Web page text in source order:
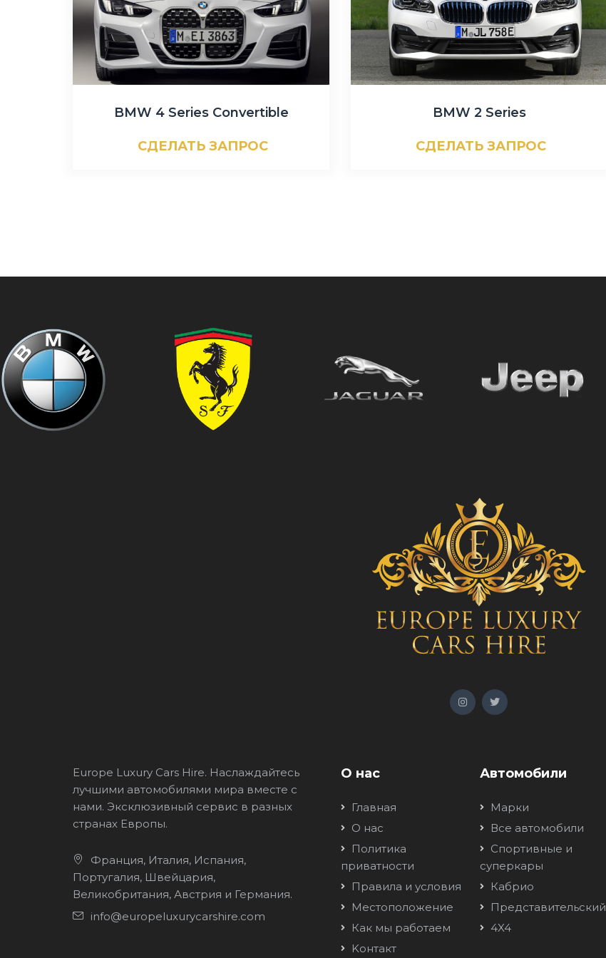
BMW 4 Series Convertible
СДЕЛАТЬ ЗАПРОС
BMW 2 Series
СДЕЛАТЬ ЗАПРОС
Europe Luxury Cars Hire. Наслаждайтесь
лучшими автомобилями мира вместе с
нами. Эксклюзивный сервис в разных
странах Европы.
Франция, Италия, Испания,
Португалия, Швейцария,
Великобритания, Австрия и Германия.
info@europeluxurycarshire.com
О нас
Главная
О нас
Политика
приватности
Правила и условия
Местоположение
Как мы работаем
Kонтакт
Автомобили
Марки
Все автомобили
Спортивные и
суперкары
Кабрио
Представительский
4X4